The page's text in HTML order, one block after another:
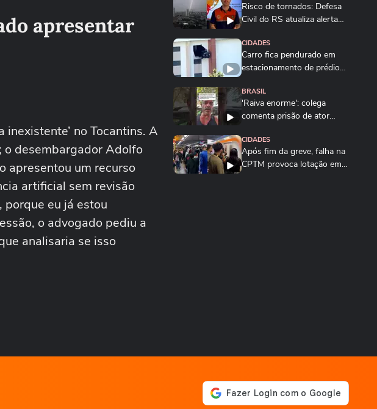
apresentar
no Tocantins. A
o desembargador Adolfo
apresentou um recurso
artificial sem revisão
porque eu já estou
o advogado pediu a
analisaria se isso
Risco de tornados: Defesa
Civil do RS atualiza alerta
CIDADES
Carro fica pendurado em
estacionamento de prédio
BRASIL
'Raiva enorme': colega
comenta prisão de ator
CIDADES
Após fim da greve, falha na
CPTM provoca lotação em
eletrônicas: teste já ocorreu
POLÍTICA
Vereadora do PL manda
parlamentar do PT voltar